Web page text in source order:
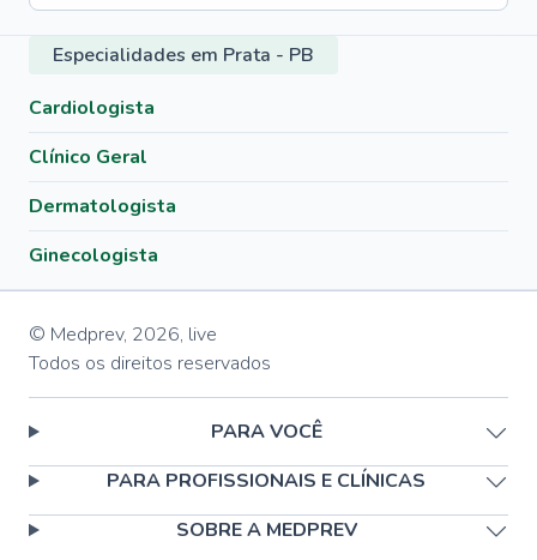
Especialidades em Prata - PB
Cardiologista
Clínico Geral
Dermatologista
Ginecologista
© Medprev, 2026, live
Todos os direitos reservados
PARA VOCÊ
PARA PROFISSIONAIS E CLÍNICAS
SOBRE A MEDPREV